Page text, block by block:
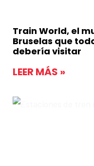
Train World, el
Bruselas que
debería visitar
LEER MÁS »